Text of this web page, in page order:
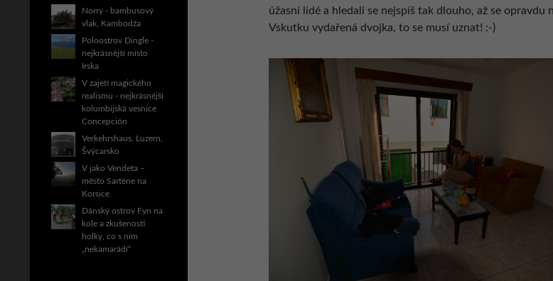
úžasní lidé a hledali se nejspíš tak dlouho, až se opravdu
Vskutku vydařená dvojka, to se musí uznat! :-)
Norry - bambusový
vlak, Kambodža
Poloostrov Dingle -
nejkrásnější místo
Irska
V zajetí magického
realismu - nejkrásnější
kolumbijská vesnice
Concepción
Verkehrshaus, Luzern,
Švýcarsko
V jako Vendeta –
město Sartène na
Korsice
Dánský ostrov Fyn na
kole a zkušenosti
holky, co s ním
„nekamarádí“